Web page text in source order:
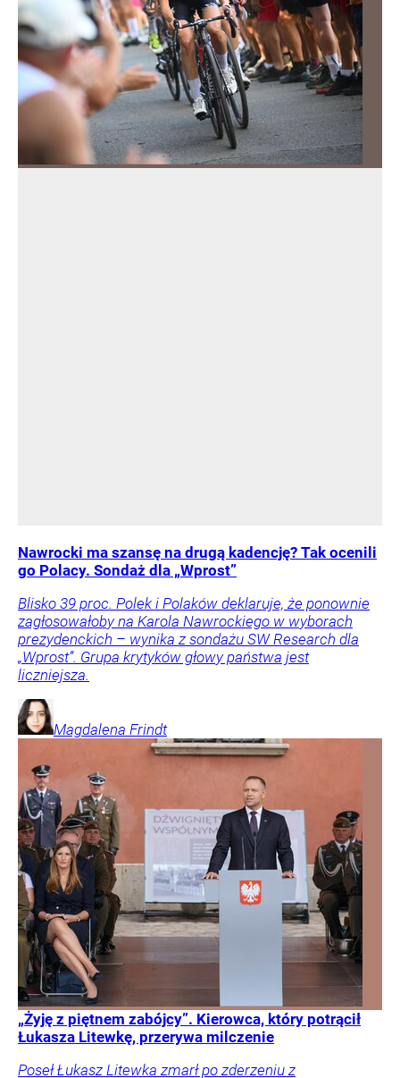
Nawrocki ma szansę na drugą kadencję? Tak ocenili
go Polacy. Sondaż dla „Wprost”
Blisko 39 proc. Polek i Polaków deklaruje, że ponownie
zagłosowałoby na Karola Nawrockiego w wyborach
prezydenckich – wynika z sondażu SW Research dla
„Wprost”. Grupa krytyków głowy państwa jest
liczniejsza.
Magdalena Frindt
„Żyję z piętnem zabójcy”. Kierowca, który potrącił
Łukasza Litewkę, przerywa milczenie
Poseł Łukasz Litewka zmarł po zderzeniu z